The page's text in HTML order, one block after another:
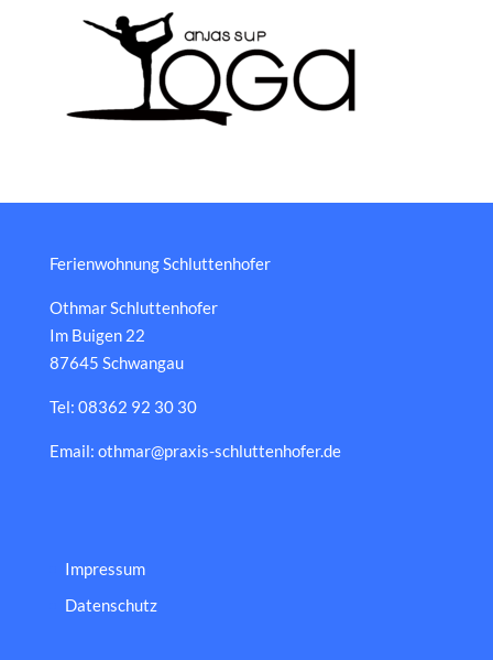
Ferienwohnung Schluttenhofer
Othmar Schluttenhofer
Im Buigen 22
87645 Schwangau
Tel: 08362 92 30 30
Email: othmar@praxis-schluttenhofer.de
Impressum
Datenschutz